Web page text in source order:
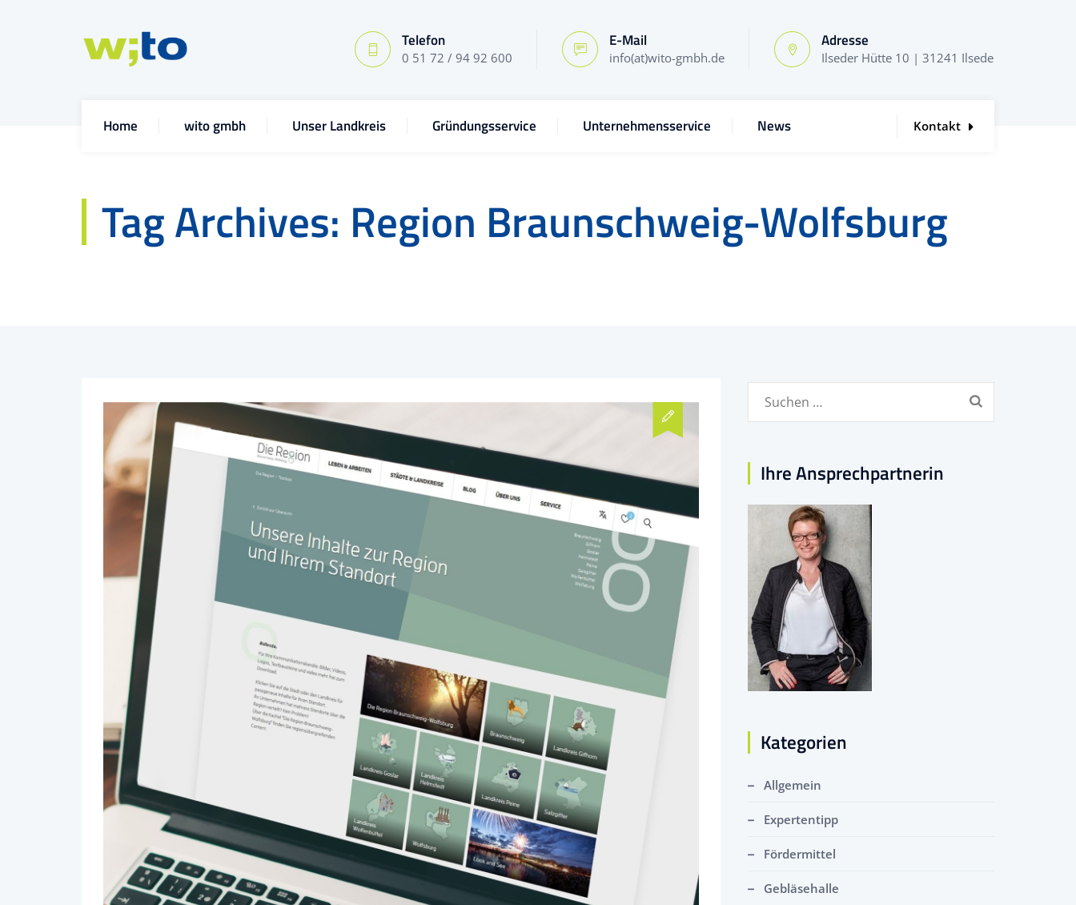
Telefon
0 51 72 / 94 92 600
E-Mail
info(at)wito-gmbh.de
Adresse
Ilseder Hütte 10 | 31241 Ilsede
Home wito gmbh Unser Landkreis Gründungsservice Unternehmensservice News Kontakt
Tag Archives: Region Braunschweig-Wolfsburg
Suchen
Ihre Ansprechpartnerin
Kategorien
Allgemein
Expertentipp
Fördermittel
Gebläsehalle